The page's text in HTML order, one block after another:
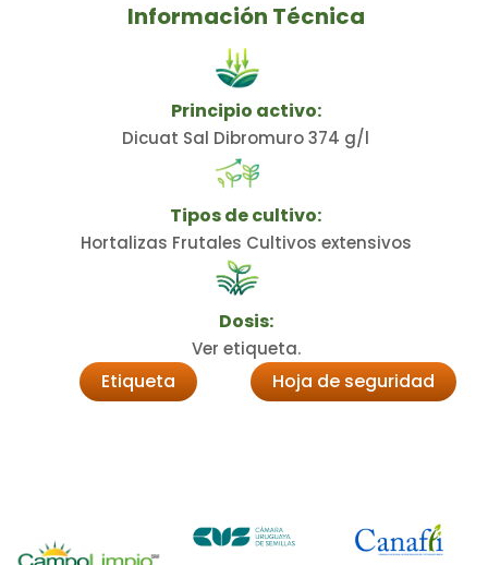
Información Técnica
Principio activo:
Dicuat Sal Dibromuro 374 g/l
Tipos de cultivo:
Hortalizas Frutales Cultivos extensivos
Dosis:
Ver etiqueta.
Etiqueta Hoja de seguridad